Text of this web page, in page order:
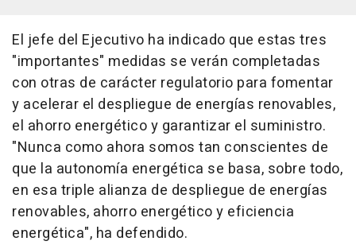
El jefe del Ejecutivo ha indicado que estas tres
"importantes" medidas se verán completadas
con otras de carácter regulatorio para fomentar
y acelerar el despliegue de energías renovables,
el ahorro energético y garantizar el suministro.
"Nunca como ahora somos tan conscientes de
que la autonomía energética se basa, sobre todo,
en esa triple alianza de despliegue de energías
renovables, ahorro energético y eficiencia
energética", ha defendido.